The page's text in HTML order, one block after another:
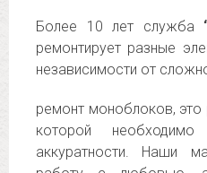
Более 10 лет служба
ремонтирует разные
независимости от
ремонт моноблоков, это
которой
аккуратности. Наши